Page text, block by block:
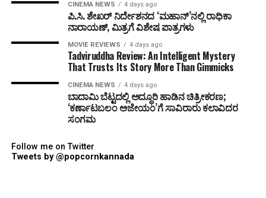
CINEMA NEWS 4 days ago
ಪಿ.ಸಿ. ಶೇಖರ್ ನಿರ್ದೇಶನದ ‘ಮಹಾನ್’ನಲ್ಲಿ ರಾಧಿಕಾ
ನಾರಾಯಣ್, ಮಿತ್ರಗೆ ವಿಶೇಷ ಪಾತ್ರಗಳು
MOVIE REVIEWS 4 days ago
Tadviruddha Review: An Intelligent Mystery
That Trusts Its Story More Than Gimmicks
CINEMA NEWS 4 days ago
ಬಾದಾಮಿ ಬೆಟ್ಟದಲ್ಲಿ ಅದ್ಧೂರಿ ಹಾಡಿನ ಚಿತ್ರೀಕರಣ;
‘ಕರ್ಣಾಟಬಲಂ ಅಜೇಯಂ’ಗೆ ಸಾವಿರಾರು ಕಲಾವಿದರ
ಸಂಗಮ
Follow me on Twitter
Tweets by @popcornkannada